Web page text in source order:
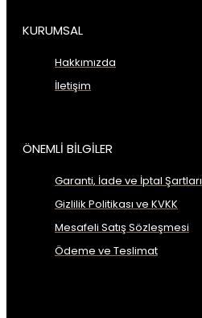
KURUMSAL
Hakkımızda
İletişim
ÖNEMLİ BİLGİLER
Garanti, İade ve İptal Şartları
Gizlilik Politikası ve KVKK
Mesafeli Satış Sözleşmesi
Ödeme ve Teslimat